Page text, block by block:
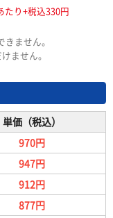
たり+税込330円
ません。
ません。
単価（税込）
970円
947円
912円
877円